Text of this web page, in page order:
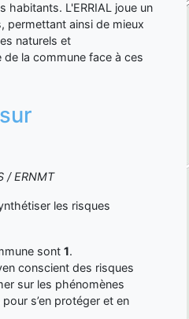
L'ERRIAL joue un
permettant ainsi de mieux
naturels et
la commune face à ces
/ ERNMT
les risques
sont 1.
conscient des risques
sur les phénomènes
s’en protéger et en